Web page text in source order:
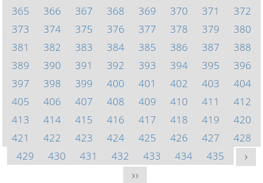
365
366 367 368 369 370 371
372
373
374 375 376 377 378 379
380
381
382 383 384 385 386 387
388
389
390 391 392 393 394 395
396
397
398 399 400 401 402 403
404
405
406 407 408 409 410 411
412
413
414 415 416 417 418 419
420
421
422 423 424 425 426 427
428
429
430 431 432 433 434 435
>
>>